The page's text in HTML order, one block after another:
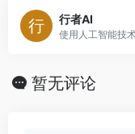
行者AI
暂无评论